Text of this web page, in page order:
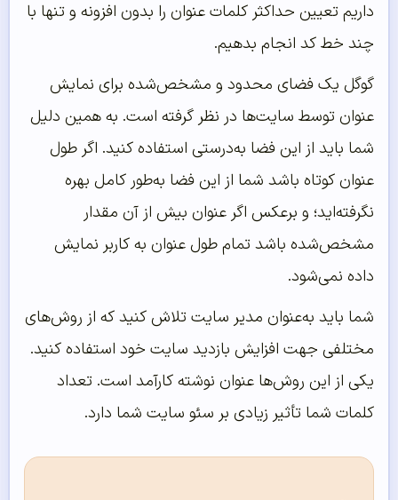
داریم تعیین حداکثر کلمات عنوان را بدون افزونه و تنها با
چند خط کد انجام بدهیم.
گوگل یک فضای محدود و مشخص‌شده برای نمایش
عنوان توسط سایت‌ها در نظر گرفته است. به همین دلیل
شما باید از این فضا به‌درستی استفاده کنید. اگر طول
عنوان کوتاه باشد شما از این فضا به‌طور کامل بهره
نگرفته‌اید؛ و برعکس اگر عنوان بیش از آن مقدار
مشخص‌شده باشد تمام طول عنوان به کاربر نمایش
داده نمی‌شود.
شما باید به‌عنوان مدیر سایت تلاش کنید که از روش‌های
مختلفی جهت افزایش بازدید سایت خود استفاده کنید.
یکی از این روش‌ها عنوان نوشته کارآمد است. تعداد
کلمات شما تأثیر زیادی بر سئو سایت شما دارد.